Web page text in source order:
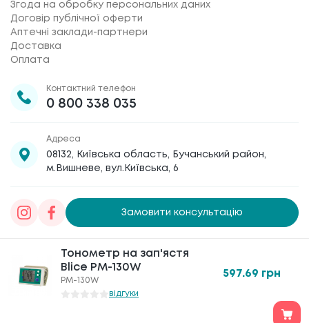
Тонометр на зап'ястя
Blice PM-130W
PM-130W
відгуки
597.69 грн
Тонометр на зап'ястя
Blice PM-130W
PM-130W
відгуки
597.69 грн
Згода на обробку персональних даних
Договір публічної оферти
Аптечні заклади-партнери
Доставка
Оплата
Контактний телефон
0 800 338 035
Адреса
08132, Київська область, Бучанський район,
м.Вишневе, вул.Київська, 6
Замовити консультацію
Товариство з обмеженою відповідальністю
«Галафарм», код ЄДРПОУ 30886474 © 2020-2026